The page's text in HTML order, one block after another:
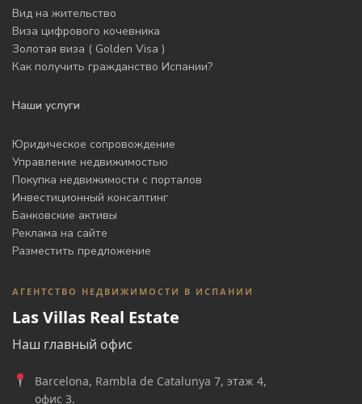
Вид на жительство
Виза цифрового кочевника
Золотая виза ( Golden Visa )
Как получить гражданство Испании?
Наши услуги
Юридическое сопровождение
Управление недвижимостью
Покупка недвижимости с порталов
Инвестиционный консалтинг
Банковские активы
Реклама на сайте
Разместить предложение
АГЕНТСТВО НЕДВИЖИМОСТИ В ИСПАНИИ
Las Villas Real Estate
Наш главный офис
Barcelona, Rambla de Catalunya 7, этаж 4,
офис 3.